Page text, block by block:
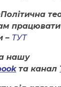
– ТУТ
нашу
та канал